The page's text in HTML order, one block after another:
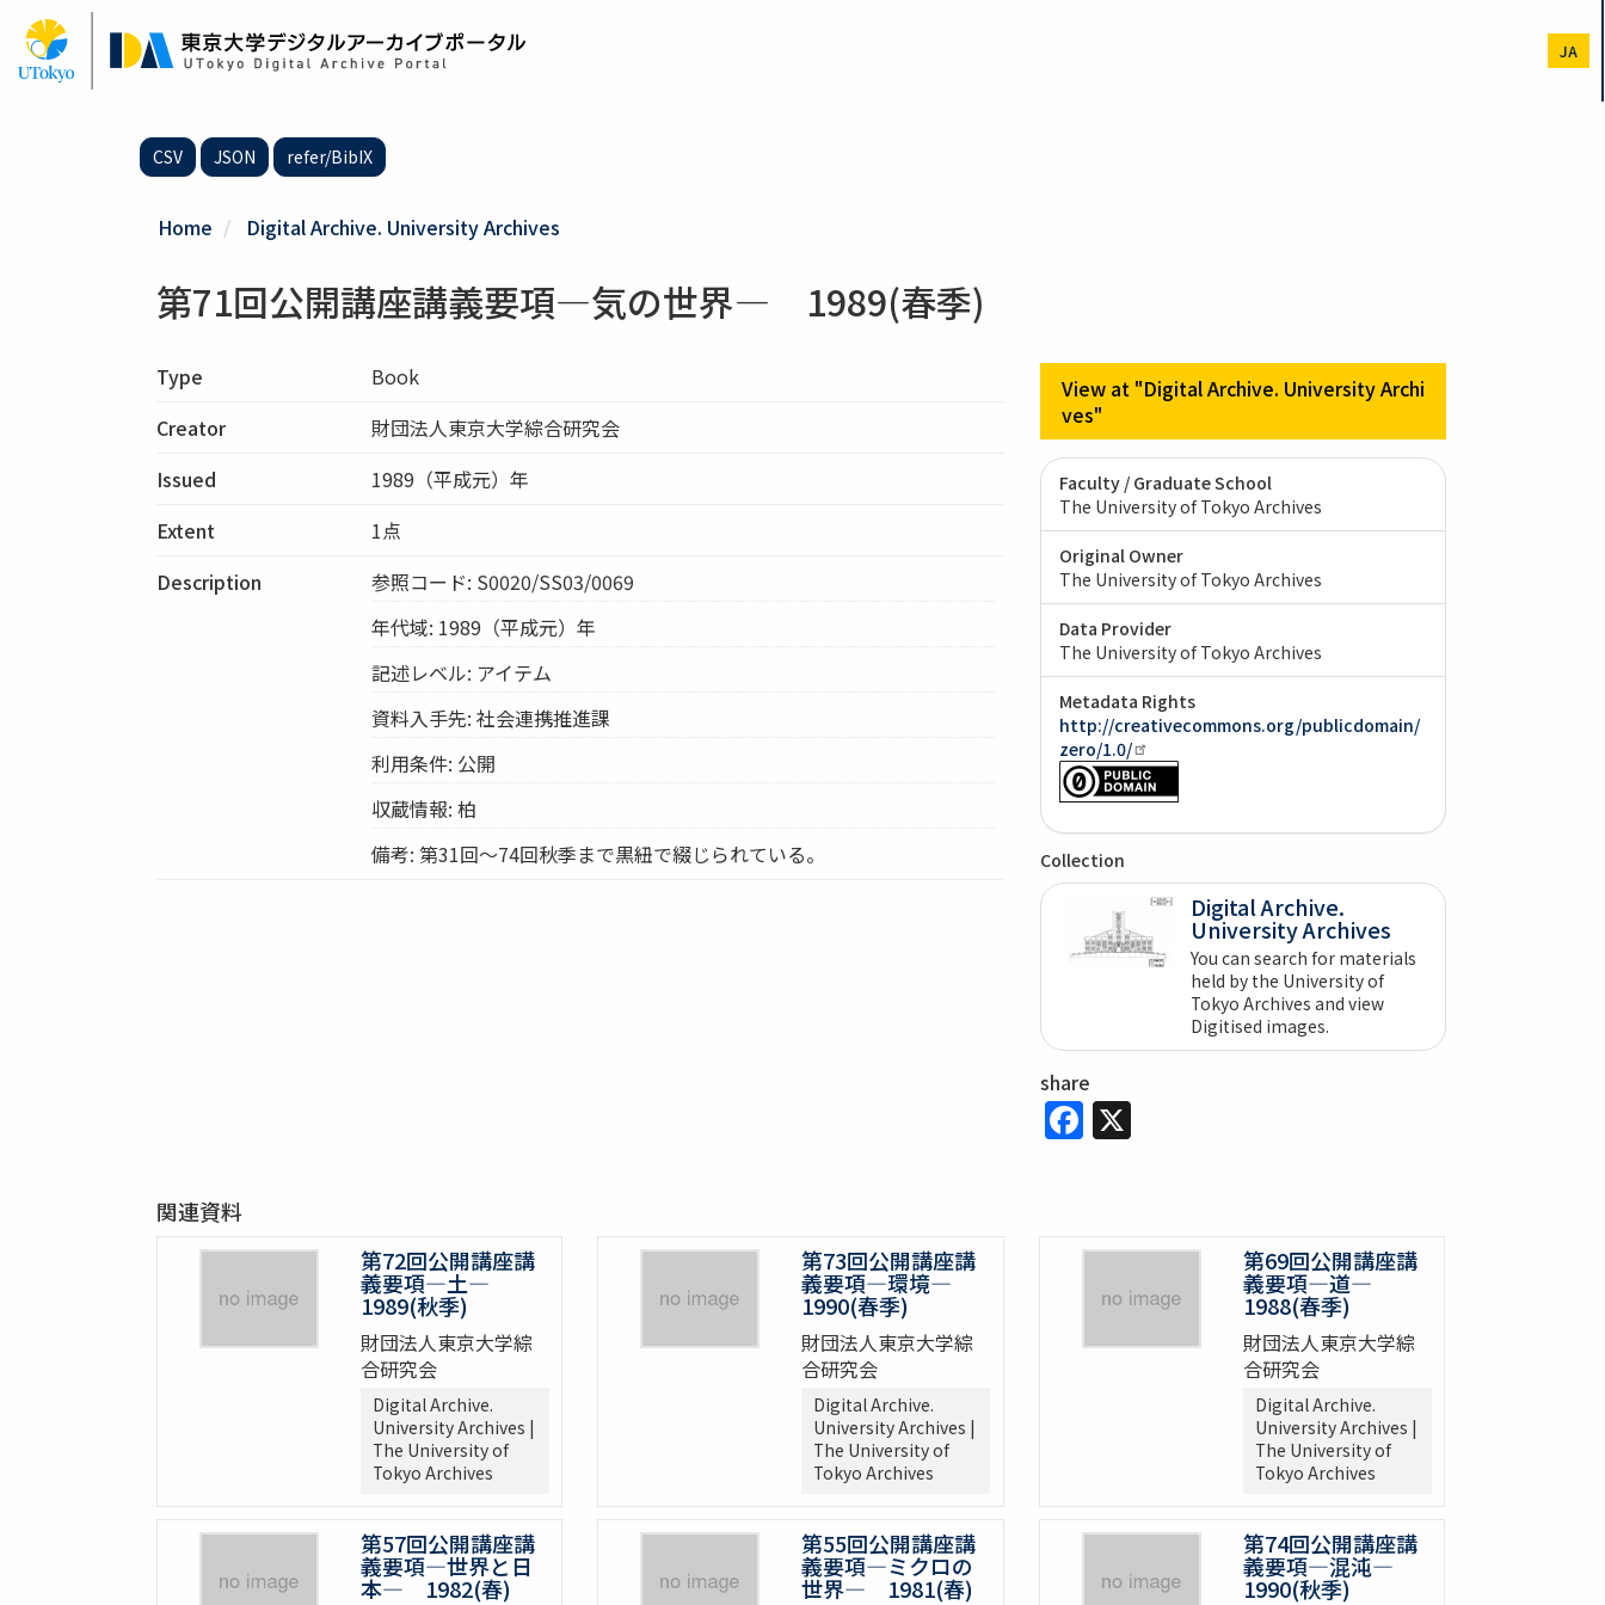
Skip
main
content
JA
CSV JSON refer/BibIX
Home Digital Archive. University Archives
第71回公開講座講義要項―気の世界― 1989(春季)
Type
Book
Creator
財団法人東京大学綜合研究会
Issued
1989（平成元）年
Extent
1点
Description
参照コード: S0020/SS03/0069
年代域: 1989（平成元）年
記述レベル: アイテム
資料入手先: 社会連携推進課
利用条件: 公開
収蔵情報: 柏
備考: 第31回～74回秋季まで黒紐で綴じられている。
View at "Digital Archive. University Archi
ves"
Faculty / Graduate School
The University of Tokyo Archives
Original Owner
The University of Tokyo Archives
Data Provider
The University of Tokyo Archives
Metadata Rights
http://creativecommons.org/publicdomain/
zero/1.0/
Collection
Digital Archive.
University Archives
You can search for materials
held by the University of
Tokyo Archives and view
Digitised images.
share
Facebook
X
関連資料
第72回公開講座講
義要項―土―
1989(秋季)
財団法人東京大学綜
合研究会
Digital Archive.
University Archives |
The University of
Tokyo Archives
第73回公開講座講
義要項―環境―
1990(春季)
財団法人東京大学綜
合研究会
Digital Archive.
University Archives |
The University of
Tokyo Archives
第69回公開講座講
義要項―道―
1988(春季)
財団法人東京大学綜
合研究会
Digital Archive.
University Archives |
The University of
Tokyo Archives
第57回公開講座講
義要項―世界と日
本― 1982(春)
第55回公開講座講
義要項―ミクロの
世界― 1981(春)
第74回公開講座講
義要項―混沌―
1990(秋季)